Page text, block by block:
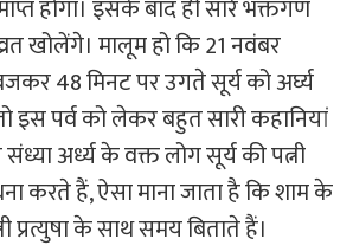
होगा। इसके बाद ही सारे भक्तगण
खोलेंगे। मालूम हो कि 21 नवंबर
48 मिनट पर उगते सूर्य को अर्घ्य
इस पर्व को लेकर बहुत सारी कहानियां
अर्ध्य के वक्त लोग सूर्य की पत्नी
करते हैं, ऐसा माना जाता है कि शाम के
प्रत्युषा के साथ समय बिताते हैं।